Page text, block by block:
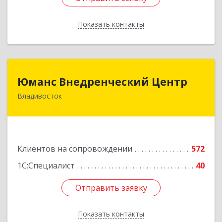
Показать контакты
Назад
Юманс Внедренческий Центр
Владивосток
Клиентов на сопровождении
572
1С:Специалист
40
Отправить заявку
Показать контакты
Юманс Внедренческий Центр
690014, Приморский край, Владивосток г,
Отправить заявку
Назад